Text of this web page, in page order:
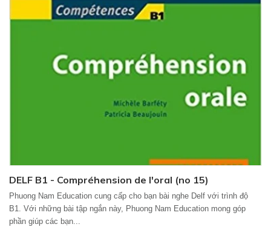
DELF B1 - Compréhension de l'oral (no 15)
Phuong Nam Education cung cấp cho bạn bài nghe Delf với trình độ
B1. Với những bài tập ngắn này, Phuong Nam Education mong góp
phần giúp các bạn...